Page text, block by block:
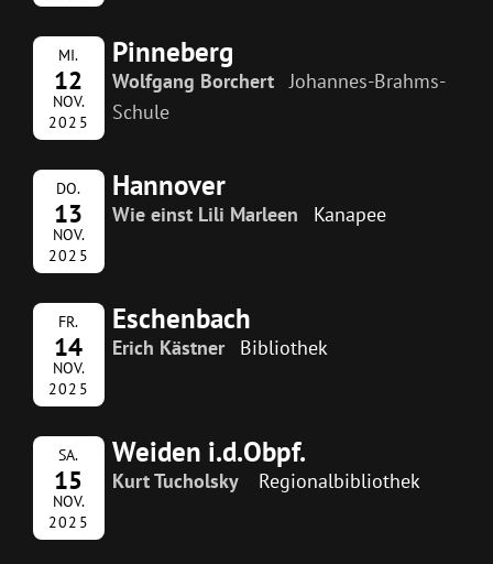
MI.
12
NOV.
2025
Pinneberg
Wolfgang Borchert
Johannes-Brahms-
Schule
DO.
13
NOV.
2025
Hannover
Wie einst Lili Marleen Kanapee
FR.
14
NOV.
2025
Eschenbach
Erich Kästner Bibliothek
SA.
15
NOV.
2025
Weiden i.d.Obpf.
Kurt Tucholsky Regionalbibliothek